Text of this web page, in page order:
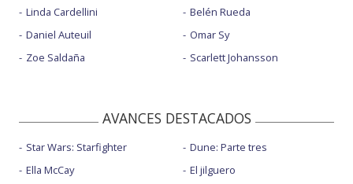
Linda Cardellini
Daniel Auteuil
Zoe Saldaña
Belén Rueda
Omar Sy
Scarlett Johansson
AVANCES DESTACADOS
Star Wars: Starfighter
Ella McCay
Dune: Parte tres
El jilguero